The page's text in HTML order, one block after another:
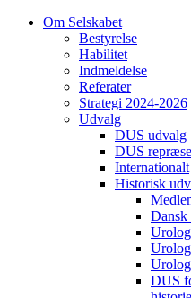
Om Selskabet
Bestyrelse
Habilitet
Indmeldelse
Referater
Strategi 2024-2026
Udvalg
DUS udvalg
DUS
Internationalt
Historisk
Dansk
DUS